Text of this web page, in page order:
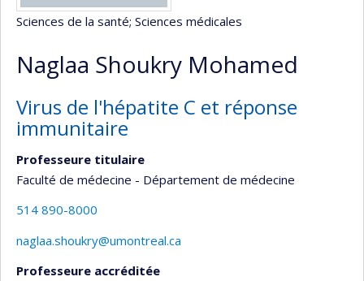
Sciences de la santé; Sciences médicales
Naglaa Shoukry Mohamed
Virus de l'hépatite C et réponse
immunitaire
Professeure titulaire
Faculté de médecine - Département de médecine
514 890-8000
naglaa.shoukry@umontreal.ca
Professeure accréditée